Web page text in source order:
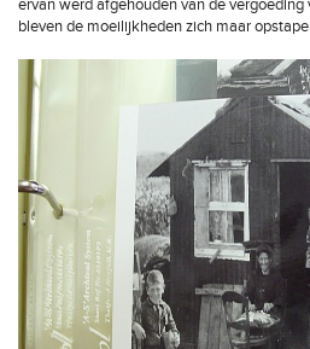
ervan werd afgehouden van de vergoeding
bleven de moeilijkheden zich maar